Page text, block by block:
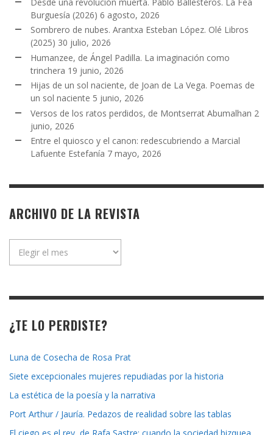
Burguesía (2026) 6 agosto, 2026
Sombrero de nubes. Arantxa Esteban López. Olé Libros
(2025) 30 julio, 2026
Humanzee, de Ángel Padilla. La imaginación como
trinchera 19 junio, 2026
Hijas de un sol naciente, de Joan de La Vega. Poemas de
un sol naciente 5 junio, 2026
Versos de los ratos perdidos, de Montserrat Abumalhan 2
junio, 2026
Entre el quiosco y el canon: redescubriendo a Marcial
Lafuente Estefanía 7 mayo, 2026
ARCHIVO DE LA REVISTA
¿TE LO PERDISTE?
Luna de Cosecha de Rosa Prat
Siete excepcionales mujeres repudiadas por la historia
La estética de la poesía y la narrativa
Port Arthur / Jauría. Pedazos de realidad sobre las tablas